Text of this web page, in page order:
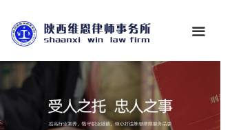
끀
关于维恩
业务领域
维恩业绩